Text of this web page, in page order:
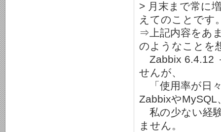
> 月末まで常に
えてのことです
⇒上記内容をあ
のようなことを
Zabbix 6.4.12
せんが、
「使用率が日
Zabbixや
私の少ない経
ません。